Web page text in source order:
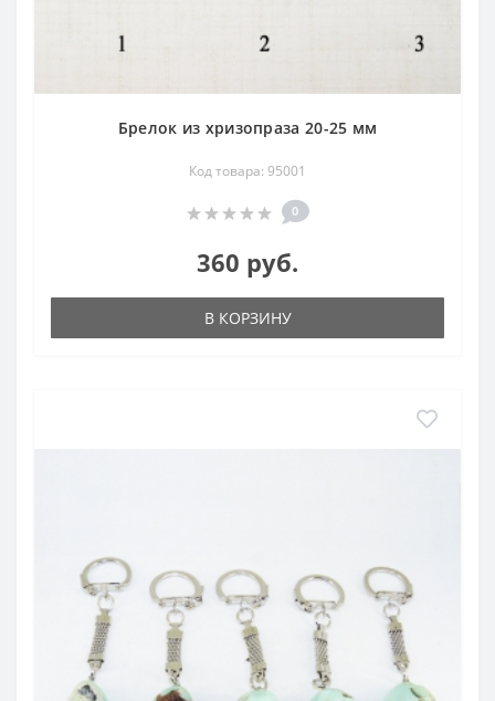
Брелок из хризопраза 20-25 мм
Код товара: 95001
0
360 руб.
В КОРЗИНУ